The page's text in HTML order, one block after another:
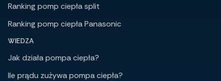
Ranking pomp ciepła split
Ranking pomp ciepła Panasonic
WIEDZA
Jak działa pompa ciepła?
Ile prądu zużywa pompa ciepła?